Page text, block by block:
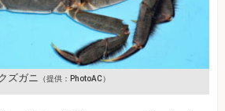
ズガニ （提供：PhotoAC）